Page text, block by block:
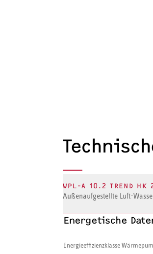
WPL-A 10.2 TREND HK
Außenaufgestellte Luft-
Energetische
Energieeffizienzklasse